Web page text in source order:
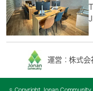
運営：株式会
© Copyright Jonan